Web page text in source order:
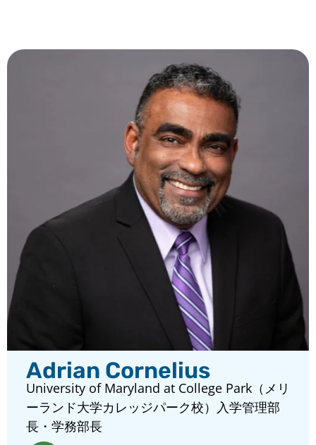
Adrian Cornelius
University of Maryland at College Park（メリ
ーランド大学カレッジパーク校）入学管理部
長・学務部長